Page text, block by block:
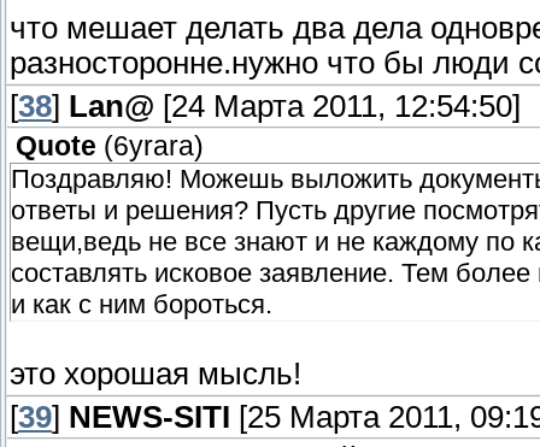
что мешает делать два дела
разносторонне.нужно что бы люди
[38] Lan@ [24 Марта 2011, 12:54:50]
Quote (6yrara)
Поздравляю! Можешь выложить
ответы и решения? Пусть другие
вещи,ведь не все знают и не каждому по
составлять исковое заявление. Тем
и как с ним бороться.
это хорошая мысль!
[39] NEWS-SITI [25 Марта 2011,